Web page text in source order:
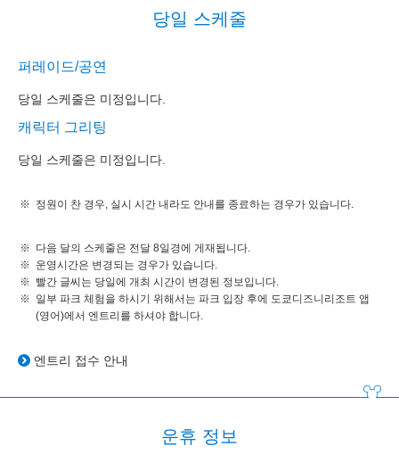
당일 스케줄
퍼레이드/공연
당일 스케줄은 미정입니다.
캐릭터 그리팅
당일 스케줄은 미정입니다.
정원이 찬 경우, 실시 시간 내라도 안내를 종료하는 경우가 있습니다.
다음 달의 스케줄은 전달 8일경에 게재됩니다.
운영시간은 변경되는 경우가 있습니다.
빨간 글씨는 당일에 개최 시간이 변경된 정보입니다.
일부 파크 체험을 하시기 위해서는 파크 입장 후에 도쿄디즈니리조트 앱
(영어)에서 엔트리를 하셔야 합니다.
엔트리 접수 안내
운휴 정보